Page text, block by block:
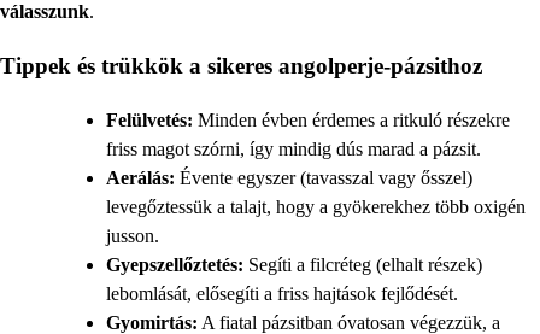
válasszunk.
Tippek és trükkök a sikeres angolperje-pázsithoz
Felülvetés: Minden évben érdemes a ritkuló részekre
friss magot szórni, így mindig dús marad a pázsit.
Aerálás: Évente egyszer (tavasszal vagy ősszel)
levegőztessük a talajt, hogy a gyökerekhez több oxigén
jusson.
Gyepszellőztetés: Segíti a filcréteg (elhalt részek)
lebomlását, elősegíti a friss hajtások fejlődését.
Gyomirtás: A fiatal pázsitban óvatosan végezzük, a